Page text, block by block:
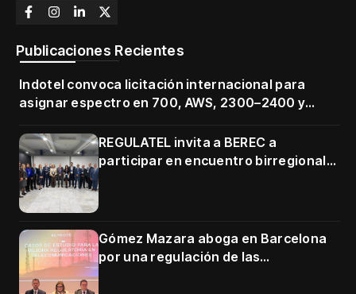
Publicaciones Recientes
Indotel convoca licitación internacional para
asignar espectro en 700, AWS, 2300–2400 y
REGULATEL invita a BEREC a
participar en encuentro birregional
Gómez Mazara aboga en Barcelona
por una regulación de las